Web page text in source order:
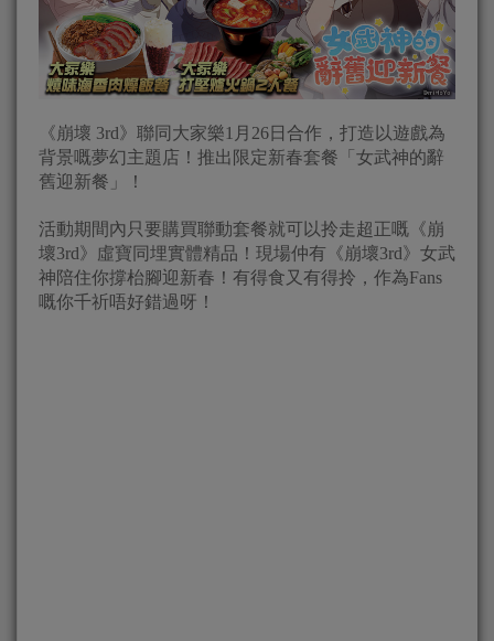
《崩壞 3rd》聯同大家樂1月26日合作，打造以遊戲為
背景嘅夢幻主題店！推出限定新春套餐「女武神的辭
舊迎新餐」！
活動期間內只要購買聯動套餐就可以拎走超正嘅《崩
壞3rd》虛寶同埋實體精品！現場仲有《崩壞3rd》女武
神陪住你撐枱腳迎新春！有得食又有得拎，作為Fans
嘅你千祈唔好錯過呀！